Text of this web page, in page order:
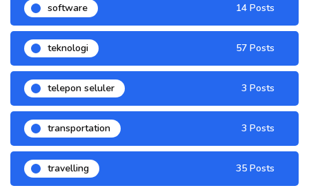
software 14 Posts
teknologi 57 Posts
telepon seluler 3 Posts
transportation 3 Posts
travelling 35 Posts